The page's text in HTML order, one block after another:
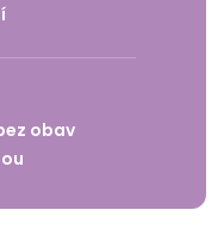
obav